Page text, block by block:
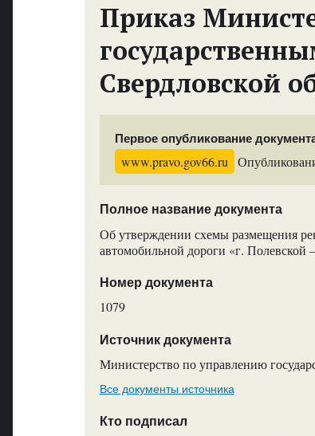
Приказ
Свердловской
Первое опубликование
www.pravo.gov66.ru
Полное название документа
Об утверждении схемы размещения
автомобильной дороги «г. Полевской
Номер документа
1079
Источник документа
Министерство по управлению
Все документы источника
Кто подписал